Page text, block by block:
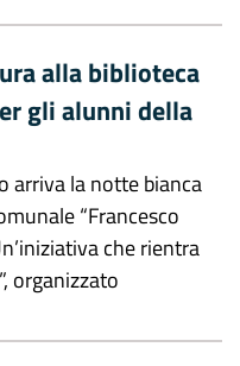
alla biblioteca
gli alunni della
arriva la notte bianca
“Francesco
che rientra
organizzato